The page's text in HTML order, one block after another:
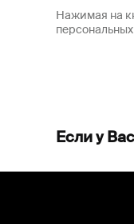
Нажимая на
Если у